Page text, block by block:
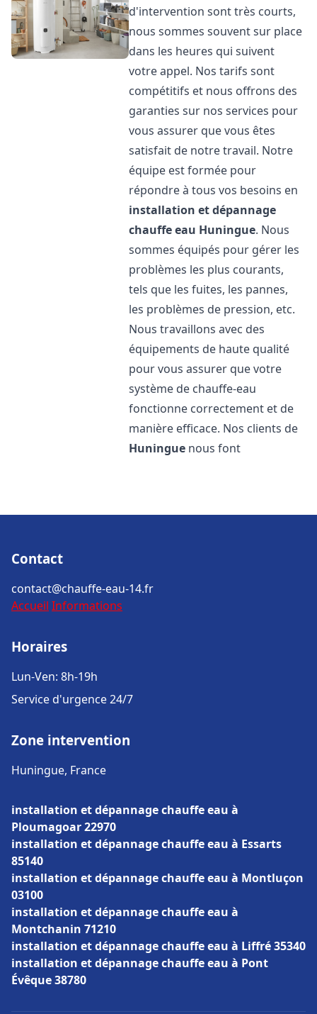
d'intervention sont très courts,
nous sommes souvent sur place
dans les heures qui suivent
votre appel. Nos tarifs sont
compétitifs et nous offrons des
garanties sur nos services pour
vous assurer que vous êtes
satisfait de notre travail. Notre
équipe est formée pour
répondre à tous vos besoins en
installation et dépannage
chauffe eau Huningue. Nous
sommes équipés pour gérer les
problèmes les plus courants,
tels que les fuites, les pannes,
les problèmes de pression, etc.
Nous travaillons avec des
équipements de haute qualité
pour vous assurer que votre
système de chauffe-eau
fonctionne correctement et de
manière efficace. Nos clients de
Huningue nous font
Contact
contact@chauffe-eau-14.fr
Accueil Informations
Horaires
Lun-Ven: 8h-19h
Service d'urgence 24/7
Zone intervention
Huningue, France
installation et dépannage chauffe eau à
Ploumagoar 22970
installation et dépannage chauffe eau à Essarts
85140
installation et dépannage chauffe eau à Montluçon
03100
installation et dépannage chauffe eau à
Montchanin 71210
installation et dépannage chauffe eau à Liffré 35340
installation et dépannage chauffe eau à Pont
Évêque 38780